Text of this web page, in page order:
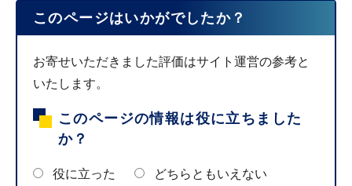
このページはいかがでしたか？
お寄せいただきました評価はサイト運営の参考と
いたします。
このページの情報は役に立ちました
か？
役に立った
どちらともいえない